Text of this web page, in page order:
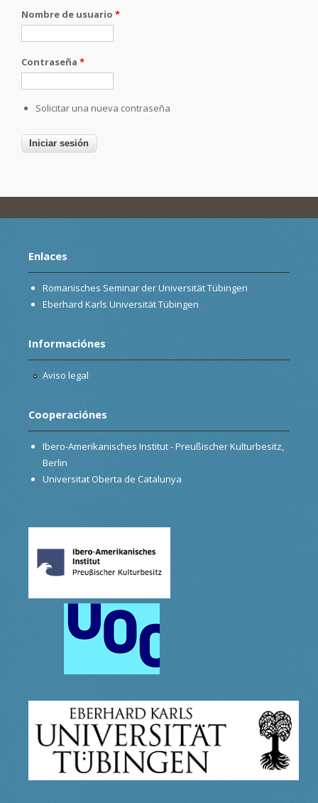
Nombre de usuario *
Contraseña *
Solicitar una nueva contraseña
Enlaces
Romanisches Seminar der Universität Tübingen
Eberhard Karls Universität Tübingen
Informaciónes
Aviso legal
Cooperaciónes
Ibero-Amerikanisches Institut - Preußischer Kulturbesitz,
Berlin
Universitat Oberta de Catalunya